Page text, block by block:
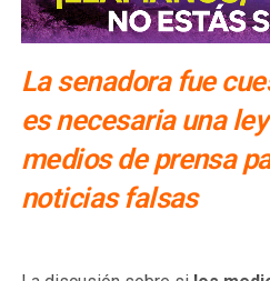
La senadora fue
es necesaria una
medios de prensa
noticias falsas